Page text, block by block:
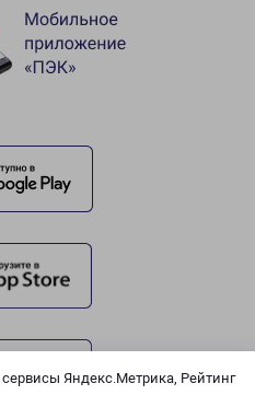
Яндекс.Метрика, Рейтинг